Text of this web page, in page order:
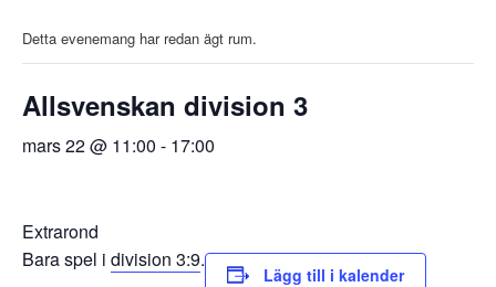
Detta evenemang har redan ägt rum.
Allsvenskan division 3
mars 22 @ 11:00 - 17:00
Extrarond
Bara spel i division 3:9.
Lägg till i kalender